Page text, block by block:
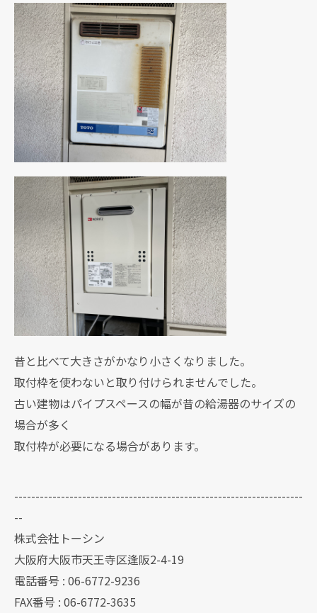
昔と比べて大きさがかなり小さくなりました。
取付枠を使わないと取り付けられませんでした。
古い建物はパイプスペースの幅が昔の給湯器のサイズの
場合が多く
取付枠が必要になる場合があります。
--------------------------------------------------------------------
--
株式会社トーシン
大阪府大阪市天王寺区逢阪2-4-19
電話番号 : 06-6772-9236
FAX番号 : 06-6772-3635